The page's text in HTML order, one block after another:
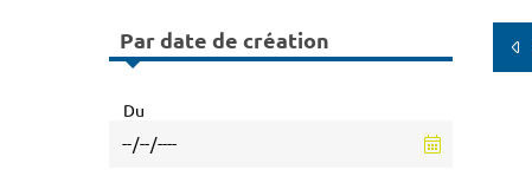
Par date de création
Du